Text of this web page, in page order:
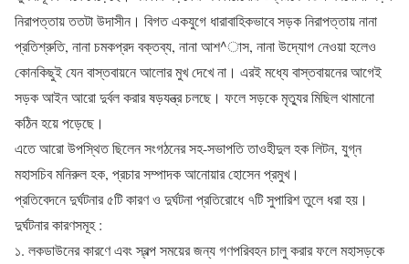
নিরাপত্তায় ততটা উদাসীন। বিগত একযুগে ধারাবাহিকভাবে সড়ক নিরাপত্তায় নানা
প্রতিশ্রুতি, নানা চমকপ্রদ বক্তব্য, নানা আশ^াস, নানা উদ্যোগ নেওয়া হলেও
কোনকিছুই যেন বাস্তবায়নে আলোর মুখ দেখে না। এরই মধ্যে বাস্তবায়নের আগেই
সড়ক আইন আরো দুর্বল করার ষড়যন্ত্র চলছে। ফলে সড়কে মৃত্যুর মিছিল থামানো
কঠিন হয়ে পড়েছে।
এতে আরো উপস্থিত ছিলেন সংগঠনের সহ-সভাপতি তাওহীদুল হক লিটন, যুগ্ন
মহাসচিব মনিরুল হক, প্রচার সম্পাদক আনোয়ার হোসেন প্রমুখ।
প্রতিবেদনে দুর্ঘটনার ৫টি কারণ ও দুর্ঘটনা প্রতিরোধে ৭টি সুপারিশ তুলে ধরা হয়।
দুর্ঘটনার কারণসমূহ :
১. লকডাউনের কারণে এবং স্বল্প সময়ের জন্য গণপরিবহন চালু করার ফলে মহাসড়কে